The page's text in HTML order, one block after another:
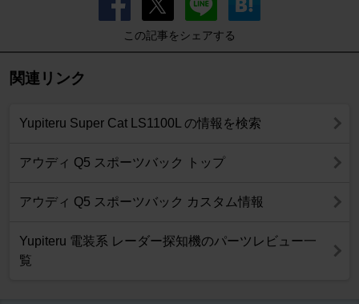
この記事をシェアする
関連リンク
Yupiteru Super Cat LS1100L の情報を検索
アウディ Q5 スポーツバック トップ
アウディ Q5 スポーツバック カスタム情報
Yupiteru 電装系 レーダー探知機のパーツレビュー一
覧